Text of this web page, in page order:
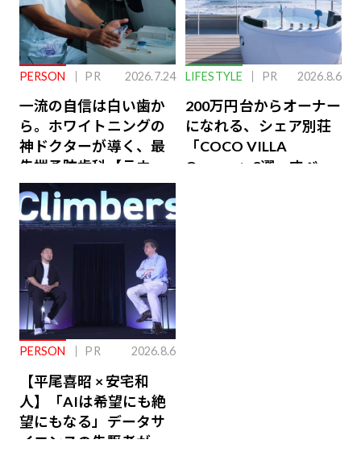
PERSON PR 2026.7.24
一流の自信は白い歯か
ら。ホワイトニングの
神ドクターが導く、最
先端予防歯科【ラウン
ジ会員特典あり】
LIFESTYLE PR 2026.8.6
200万円台からオーナー
になれる、シェア別荘
「COCO VILLA
Owners」3選。すべて
PERSON PR 2026.8.6
【平尾喜昭 × 安宅和
人】「AIは希望にも絶
望にもなる」データサ
イエンスの先駆者が語